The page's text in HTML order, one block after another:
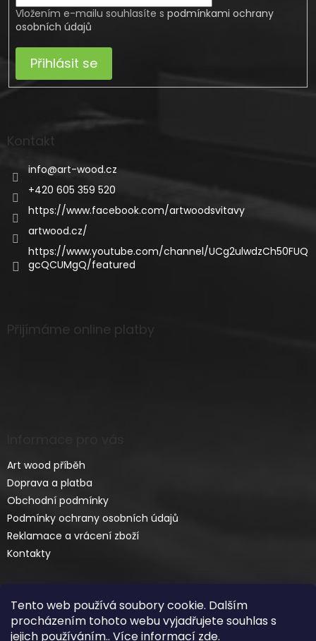
Tento web používá soubory cookie. Dalším
procházením tohoto webu vyjadřujete souhlas s
jejich používáním.. Více informací zde.
Vložením e-mailu souhlasíte s podmínkami ochrany
osobních údajů
Přihlásit se
Kontakt
info@art-wood.cz
+420 605 359 520
https://www.facebook.com/artwoodsvitavy
artwood.cz/
https://www.youtube.com/channel/UCg2ulwdzCh50FUQ
gcQCUMgQ/featured
Přijímáme online platby
Art wood příběh
Doprava a platba
Obchodní podmínky
Podmínky ochrany osobních údajů
Reklamace a vrácení zboží
Kontakty